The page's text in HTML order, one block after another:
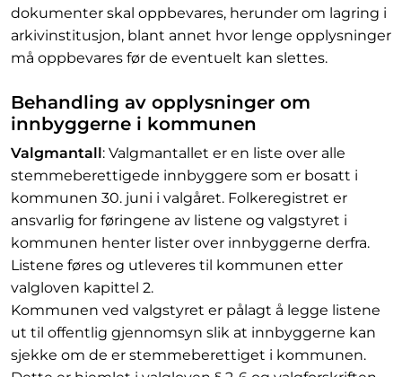
dokumenter skal oppbevares, herunder om lagring i
arkivinstitusjon, blant annet hvor lenge opplysninger
må oppbevares før de eventuelt kan slettes.
Behandling av opplysninger om
innbyggerne i kommunen
Valgmantall: Valgmantallet er en liste over alle
stemmeberettigede innbyggere som er bosatt i
kommunen 30. juni i valgåret. Folkeregistret er
ansvarlig for føringene av listene og valgstyret i
kommunen henter lister over innbyggerne derfra.
Listene føres og utleveres til kommunen etter
valgloven kapittel 2.
Kommunen ved valgstyret er pålagt å legge listene
ut til offentlig gjennomsyn slik at innbyggerne kan
sjekke om de er stemmeberettiget i kommunen.